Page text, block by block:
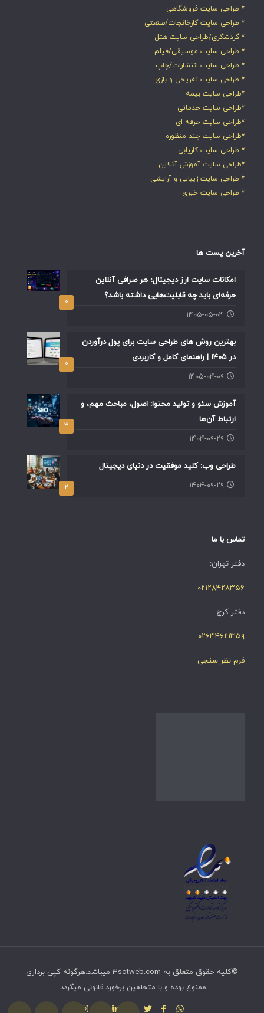
* طراحی سایت فروشگاهی
* طراحی سایت کارخانجات/صنعتی
* گردشگری/طراحی سایت هتل
* طراحی سایت موسیقی/فیلم
* طراحی سایت انتشارات/چاپ
* طراحی سایت تفریحی و بازی
*طراحی سایت بیمه
*طراحی سایت خدماتی
*طراحی سایت حرفه ای
*طراحی سایت چند منظوره
* طراحی سایت کاریابی
*طراحی سایت آموزش آنلاین
* طراحی سایت زیبایی و آرایشی
* طراحی سایت خبری
آخرین پست ها
۰
امکانات سایت ارز دیجیتال؛ هر صرافی آنلاین
حرفه‌ای باید چه قابلیت‌هایی داشته باشد؟
۱۴۰۵-۰۵-۰۴
۰
بهترین روش های طراحی سایت برای پول درآوردن
در ۱۴۰۵ | راهنمای کامل و کاربردی
۱۴۰۵-۰۴-۰۹
۳
آموزش سئو و تولید محتوا: اصول، مباحث مهم، و
ارتباط آن‌ها
۱۴۰۴-۰۹-۲۹
۲
طراحی وب: کلید موفقیت در دنیای دیجیتال
۱۴۰۴-۰۹-۲۹
تماس با ما
دفتر تهران:
۰۲۱۲۸۴۲۸۳۵۶
دفتر کرج:
۰۲۶۳۴۶۲۱۳۵۹
فرم نظر سنجی
©کلیه حقوق متعلق به 3sotweb.com میباشد.هرگونه کپی برداری
ممنوع بوده و با متخلفین برخورد قانونی میگردد.